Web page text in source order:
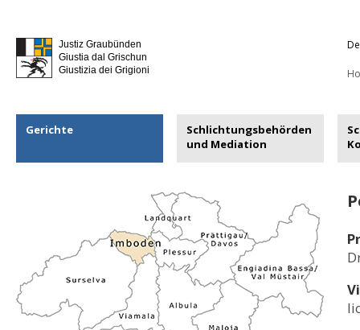
Justiz Graubünden
Giustia dal Grischun
Giustizia dei Grigioni
Gerichte
Schlichtungsbehörden
und Mediation